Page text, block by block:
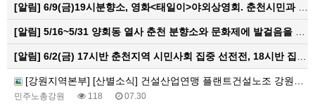
[알림] 6/9(금)19시분향소, 영화<태일이>야외상영회. 춘천시민과 함께하는 한여름밤의 영화산책
[알림] 5/16~5/31 양회동 열사 춘천 분향소와 문화제에 발걸음을 내어주신 모든 분들께 감사인사를 올립니다.
[알림] 6/2(금) 17시반 춘천지역 시민사회 집중 선전전, 18시반 집중 촛불문화제
[강원지역본부] [산별소식] 건설산업연맹 플랜트건설노조 강원충북지부
민주노총강원 118 07.30